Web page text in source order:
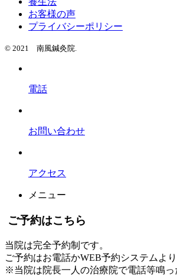
お客様の声
プライバシーポリシー
© 2021 南風鍼灸院.
電話
お問い合わせ
アクセス
メニュー
ご予約はこちら
当院は完全予約制です。
ご予約はお電話かWEB予約システムよ
※当院は院長一人の治療院で電話等鳴